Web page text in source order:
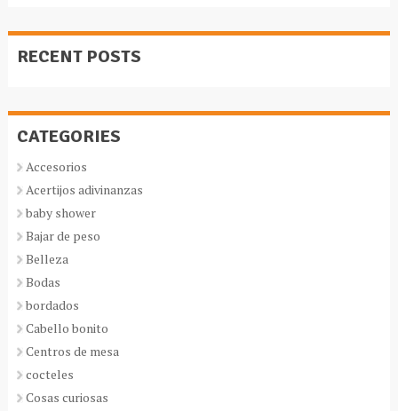
RECENT POSTS
CATEGORIES
Accesorios
Acertijos adivinanzas
baby shower
Bajar de peso
Belleza
Bodas
bordados
Cabello bonito
Centros de mesa
cocteles
Cosas curiosas